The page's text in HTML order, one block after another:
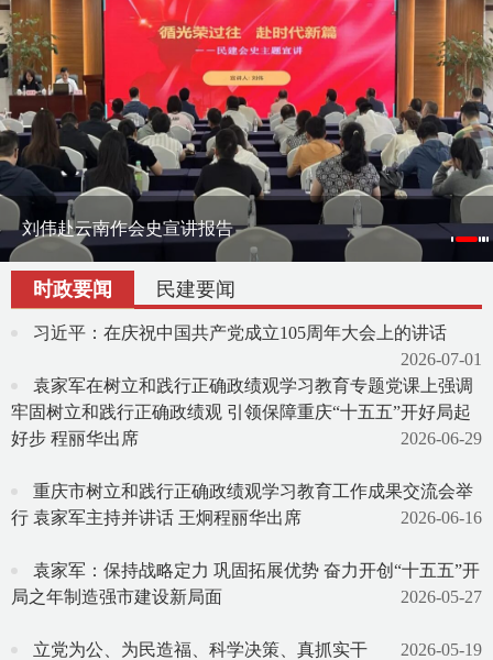
刘伟率课题组赴宁夏调研地方组织会员发展
渝滇民建书画院在昆明举办交流笔会
刘伟赴云南作会史宣讲报告
时政要闻 民建要闻
习近平：在庆祝中国共产党成立105周年大会上的讲话
2026-07-01
袁家军在树立和践行正确政绩观学习教育专题党课上强调
牢固树立和践行正确政绩观 引领保障重庆“十五五”开好局起
好步 程丽华出席
2026-06-29
重庆市树立和践行正确政绩观学习教育工作成果交流会举
行 袁家军主持并讲话 王炯程丽华出席
2026-06-16
袁家军：保持战略定力 巩固拓展优势 奋力开创“十五五”开
局之年制造强市建设新局面
2026-05-27
立党为公、为民造福、科学决策、真抓实干 2026-05-19